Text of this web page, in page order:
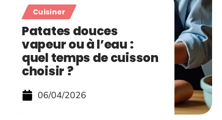
Cuisiner
Patates douces
vapeur ou à l’eau :
quel temps de cuisson
choisir ?
06/04/2026